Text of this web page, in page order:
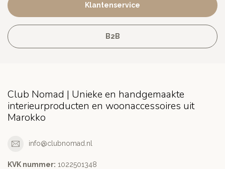
Klantenservice
B2B
Club Nomad | Unieke en handgemaakte
interieurproducten en woonaccessoires uit
Marokko
info@clubnomad.nl
KVK nummer: 1022501348